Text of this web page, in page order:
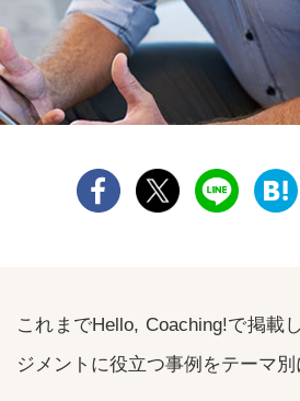
これまでHello, Coaching!で掲載
ジメントに役立つ事例をテーマ別